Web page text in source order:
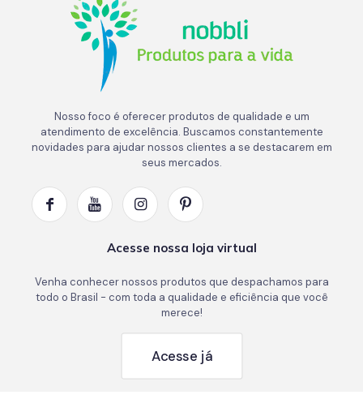
Nosso foco é oferecer produtos de qualidade e um
atendimento de excelência. Buscamos constantemente
novidades para ajudar nossos clientes a se destacarem em
seus mercados.
Acesse nossa loja virtual
Venha conhecer nossos produtos que despachamos para
todo o Brasil - com toda a qualidade e eficiência que você
merece!
Acesse já